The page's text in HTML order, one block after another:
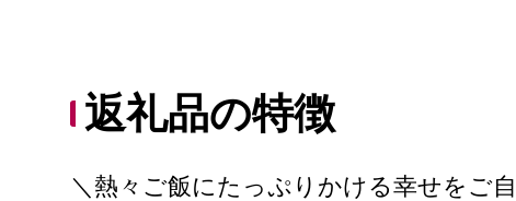
返礼品の特徴
＼熱々ご飯にたっぷりかける幸せをご